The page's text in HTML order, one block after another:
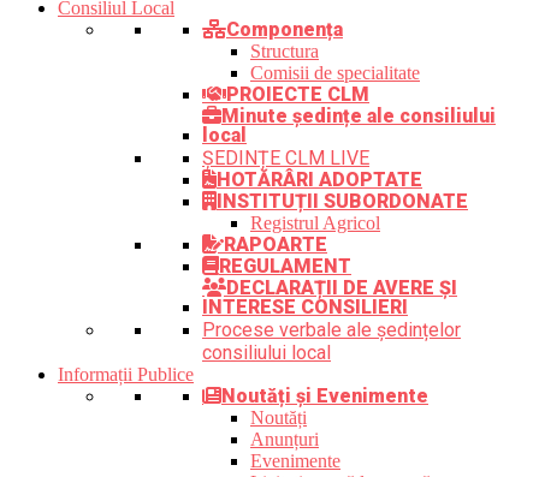
Consiliul Local
Componența
Structura
Comisii de specialitate
PROIECTE CLM
Minute ședințe ale consiliului
local
ȘEDINȚE CLM LIVE
HOTĂRÂRI ADOPTATE
INSTITUȚII SUBORDONATE
Registrul Agricol
RAPOARTE
REGULAMENT
DECLARAȚII DE AVERE ȘI
INTERESE CONSILIERI
Procese verbale ale ședințelor
consiliului local
Informații Publice
Noutăți și Evenimente
Noutăți
Anunțuri
Evenimente